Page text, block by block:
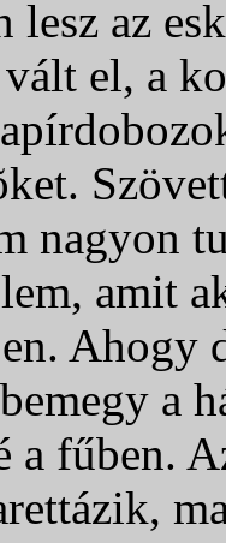
lesz az
el, a
nagyon
amit
Ahogy
a
a fűben.